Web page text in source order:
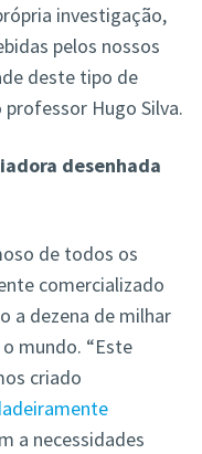
investigação,
pelos nossos
deste tipo de
Hugo Silva.
desenhada
de todos os
comercializado
a dezena de milhar
mundo. “Este
criado
a necessidades